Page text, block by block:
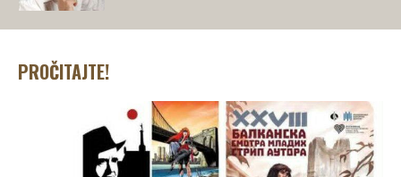
PROČITAJTE!